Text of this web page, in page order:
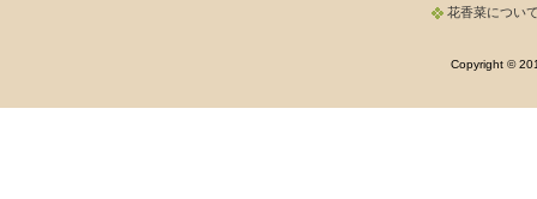
花香菜につい
Copyright ©